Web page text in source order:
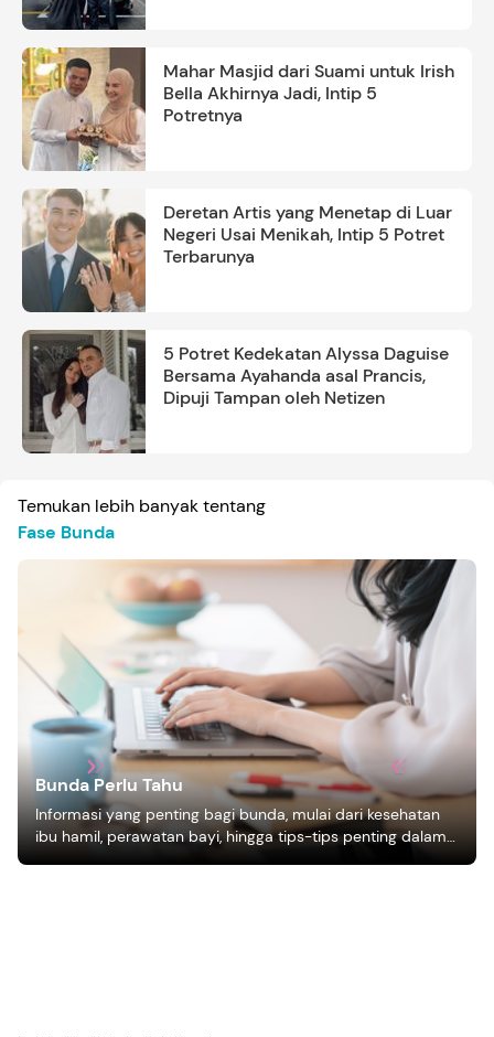
Mahar Masjid dari Suami untuk Irish
Bella Akhirnya Jadi, Intip 5
Potretnya
Deretan Artis yang Menetap di Luar
Negeri Usai Menikah, Intip 5 Potret
Terbarunya
5 Potret Kedekatan Alyssa Daguise
Bersama Ayahanda asal Prancis,
Dipuji Tampan oleh Netizen
Temukan lebih banyak tentang
Fase Bunda
Bunda Perlu Tahu
Informasi yang penting bagi bunda, mulai dari kesehatan
ibu hamil, perawatan bayi, hingga tips-tips penting dalam
mengasuh anak